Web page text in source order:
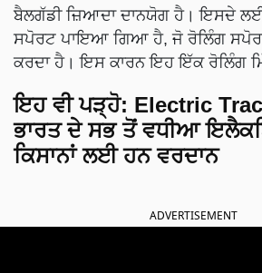
ਬੈਲਗੱਡੀ ਜ਼ਿਆਦਾ ਦਾਨਯੋਗ ਹੈ। ਇਸਦੇ
ਸਪੋਰਟ ਪਾਇਆ ਗਿਆ ਹੈ, ਜੋ ਰੋਲਿੰਗ
ਕਰਦਾ ਹੈ। ਇਸ ਕਾਰਨ ਇਹ ਇੱਕ ਰੋਲਿੰਗ
ਇਹ ਵੀ ਪੜ੍ਹੋ: Electric
ਭਾਰਤ ਦੇ ਸਭ ਤੋਂ ਵਧੀਆ
ਕਿਸਾਨਾਂ ਲਈ ਹਨ ਵਰਦਾਨ